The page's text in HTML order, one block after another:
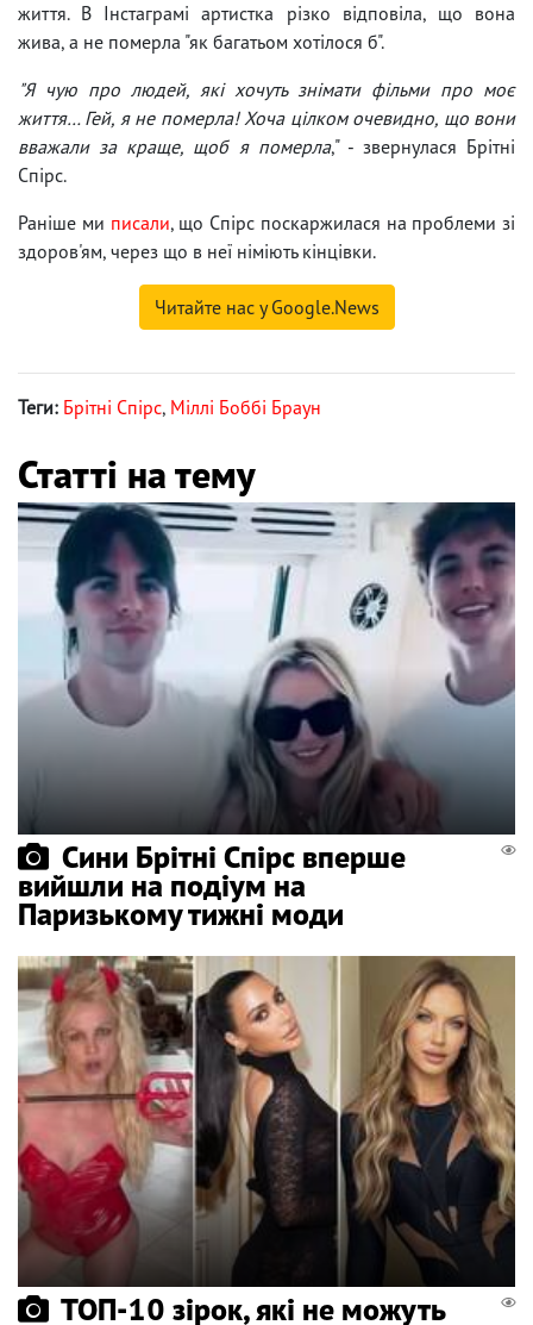
життя. В Інстаграмі артистка різко відповіла, що вона
жива, а не померла "як багатьом хотілося б".
"Я чую про людей, які хочуть знімати фільми про моє
життя… Гей, я не померла! Хоча цілком очевидно, що вони
вважали за краще, щоб я померла," - звернулася Брітні
Спірс.
Раніше ми писали, що Спірс поскаржилася на проблеми зі
здоров'ям, через що в неї німіють кінцівки.
Читайте нас у Google.News
Теги: Брітні Спірс, Міллі Боббі Браун
Статті на тему
Сини Брітні Спірс вперше
вийшли на подіум на
Паризькому тижні моди
ТОП-10 зірок, які не можуть